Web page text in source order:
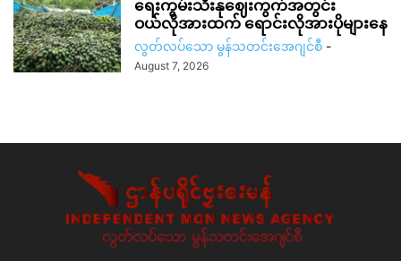
ရေးကွမ်းသီးနုဈေးကွက်အတွင်း
ဝယ်လိုအားထက် ရောင်းလိုအားပိုများနေ
လွတ်လပ်သော မွန်သတင်းအေဂျင်စီ -
August 7, 2026